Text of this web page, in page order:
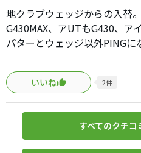
地クラブウェッジからの入替
G430MAX、アUTもG430、ア
パターとウェッジ以外PINGに
50ヤード以内は全て56度ウェ
定用途ではなく、様々なライ
いスタンダードソールとなる
実践では想定通りマルチな安
イドの低い弾道の寄せ、グリ
寄せ、バンカー、ラフからの
いいね
2件
すべてのクチ